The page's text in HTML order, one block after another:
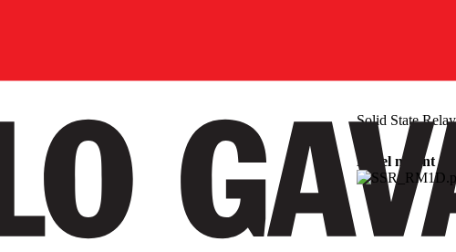
Solid State Relay
Panel mount